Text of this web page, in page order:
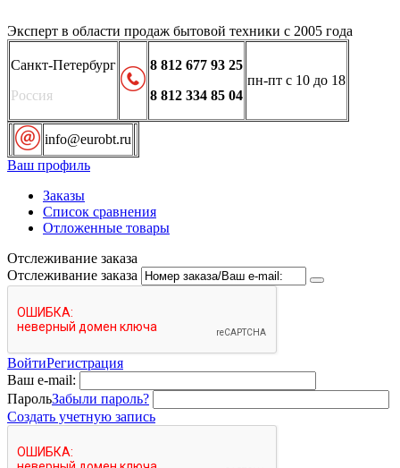
Эксперт в области продаж бытовой техники с 2005 года
Санкт-Петербург
Россия
8 812 677 93 25
8 812 334 85 04
пн-пт с 10 до 18
info@eurobt.ru
Ваш профиль
Заказы
Список сравнения
Отложенные товары
Отслеживание заказа
Отслеживание заказа
ВойтиРегистрация
Ваш e-mail:
ПарольЗабыли пароль?
Создать учетную запись